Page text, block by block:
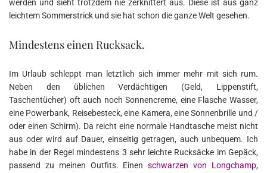
werden und sieht trotzdem nie zerknittert aus. Diese ist aus ganz
leichtem Sommerstrick und sie hat schon die ganze Welt gesehen.
Mindestens einen Rucksack.
Im Urlaub schleppt man letztlich sich immer mehr mit sich rum.
Neben den üblichen Verdächtigen (Geld, Lippenstift,
Taschentücher) oft auch noch Sonnencreme, eine Flasche Wasser,
eine Powerbank, Reisebesteck, eine Kamera, eine Sonnenbrille und /
oder einen Schirm). Da reicht eine normale Handtasche meist nicht
aus oder wird auf Dauer, einseitig getragen, auch unbequem. Ich
habe in der Regel mindestens 3 sehr leichte Rucksäcke im Gepäck,
passend zu meinen Outfits. Einenschwarzen von Longchamp,